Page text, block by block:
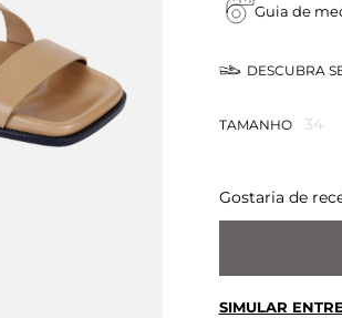
Guia de
DESCUBRA
TAMANHO 34
Gostaria de
SIMULAR